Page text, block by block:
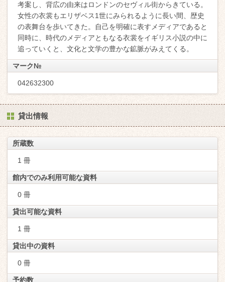
考案し、背広の由来はロンドンのセヴィル街からきている。
女性の衣裳もエリザベス1世にみられるように長い間、歴史
の表舞台を歩いてきた。自己を明確に表すメディアであると
同時に、時代のメディアともなる衣裳をイギリス小説の中に
追っていくと、文化と文学の豊かな鉱脈がみえてくる。
マーク№
042632300
貸出情報
所蔵数
1 冊
館内でのみ利用可能な資料
0 冊
貸出可能な資料
1 冊
貸出中の資料
0 冊
予約数